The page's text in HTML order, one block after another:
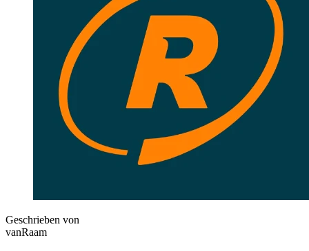
Geschrieben von
vanRaam